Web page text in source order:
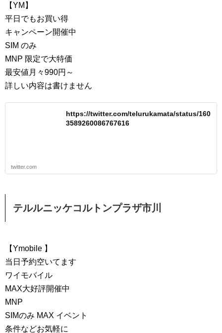
【YM】
平日でもお買い得
キャンペーン開催中
SIM のみ
MNP 限定で大特価
最安値月々990円～
詳しい内容は書けません
https://twitter.com/telurukamata/status/160
3589260086767616
twitter.com
テルルニッケコルトンプラザ市川
【Ymobile 】
当日予約空いてます
ワイモバイル
MAX大好評開催中
MNP
SIMのみ MAX イベント
条件などお気軽に